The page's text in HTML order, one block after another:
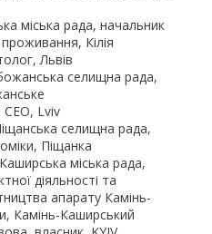
міська рада, начальник
проживання, Кілія
Львів
селищна рада,
Lviv
селищна рада,
Піщанка
міська рада,
діяльності та
апарату Камінь-
Камінь-Каширський